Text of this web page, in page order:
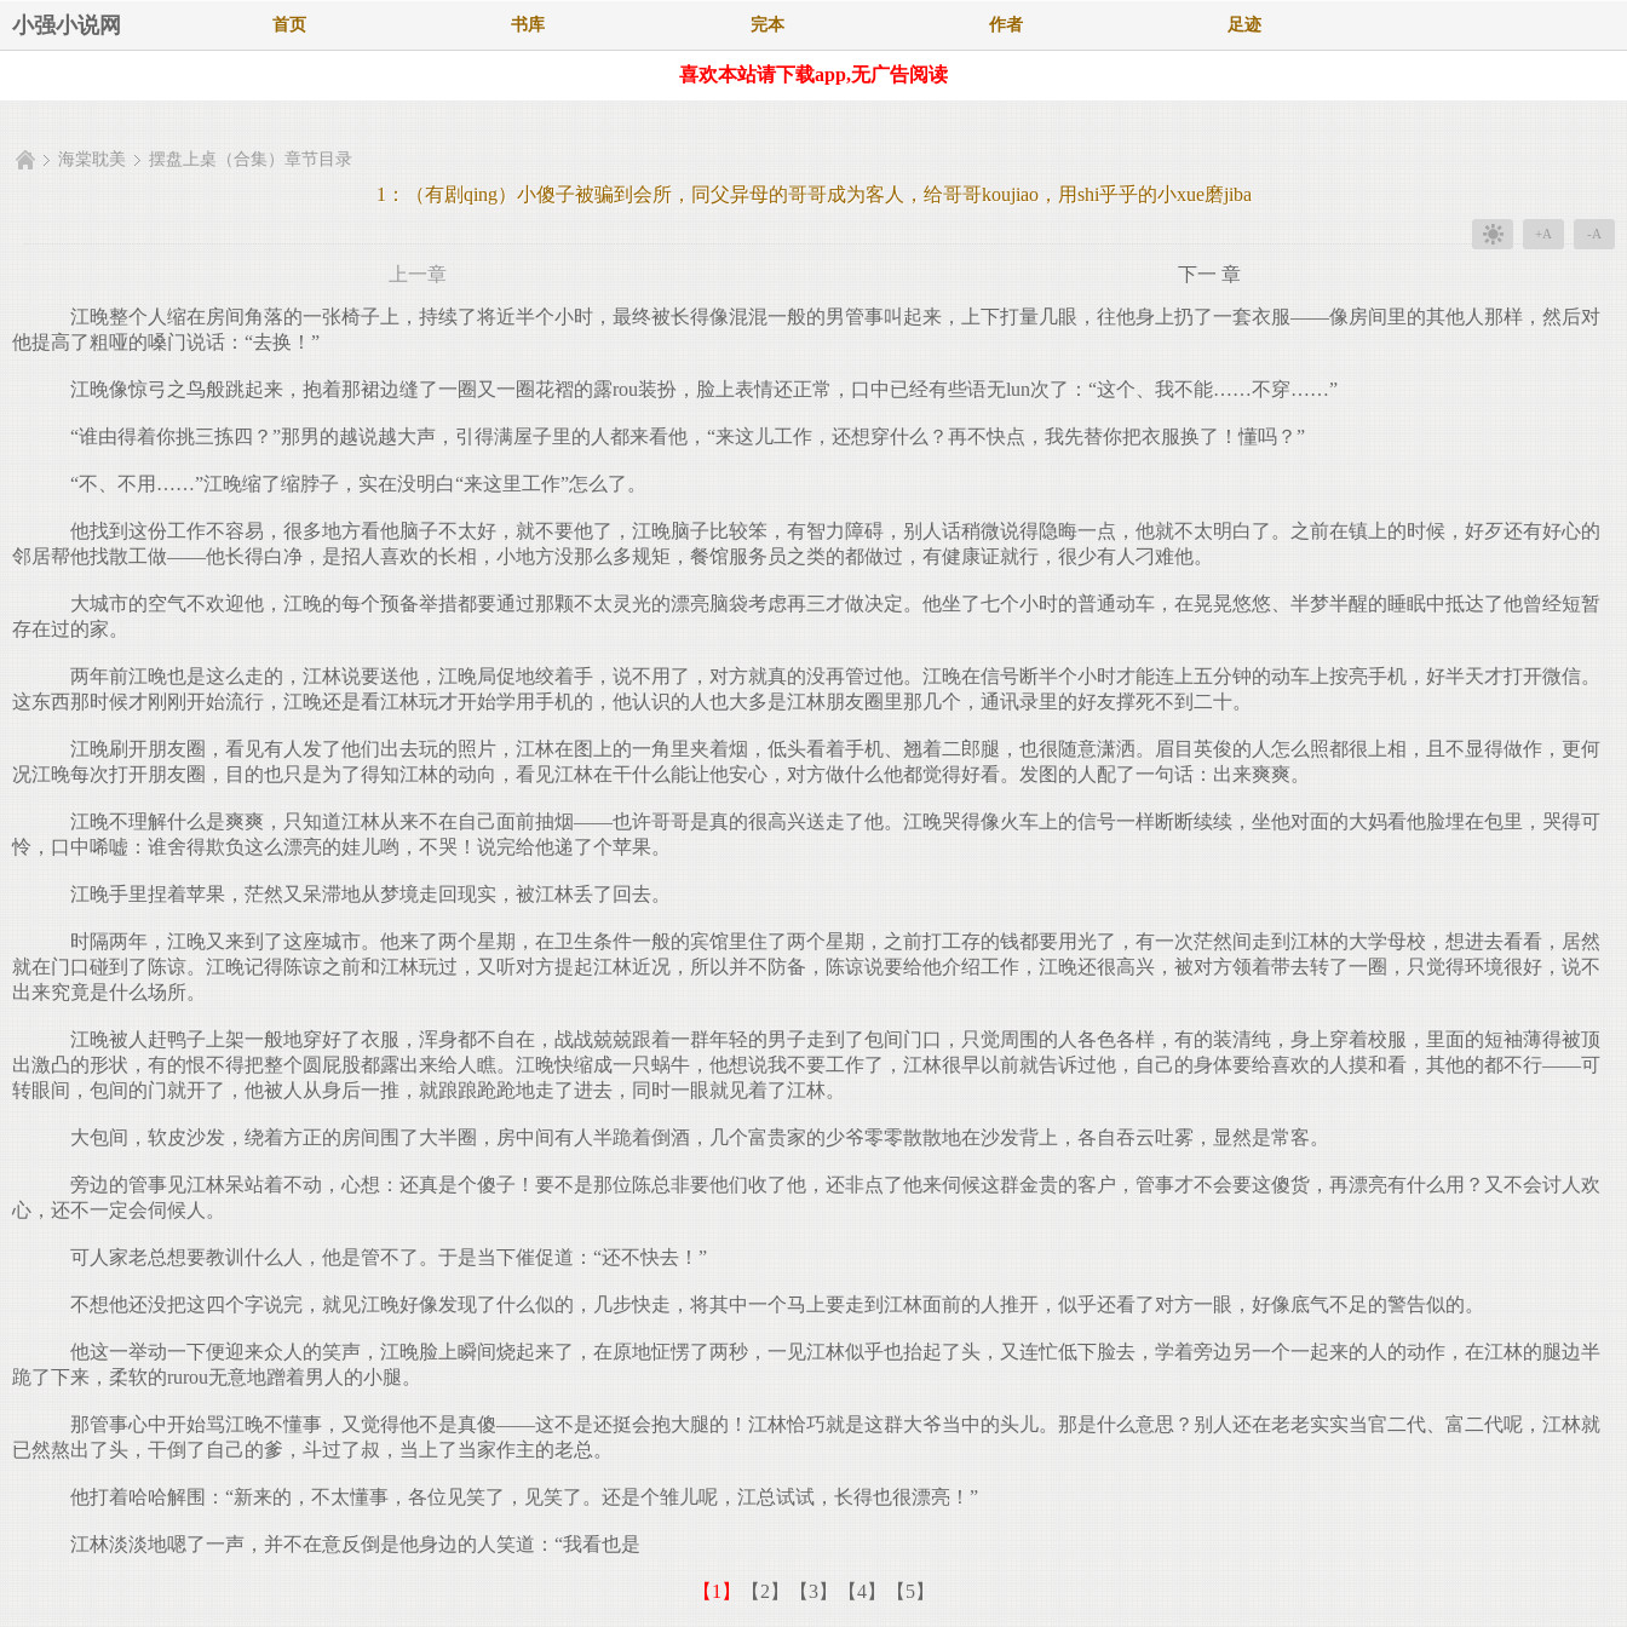
小强小说网 首页 书库 完本 作者 足迹
喜欢本站请下载app,无广告阅读
海棠耽美 摆盘上桌（合集）章节目录
1：（有剧qing）小傻子被骗到会所，同父异母的哥哥成为客人，给哥哥koujiao，用shi乎乎的小xue磨jiba
+A -A
上一章 下一 章
江晚整个人缩在房间角落的一张椅子上，持续了将近半个小时，最终被长得像混混一般的男管事叫起来，上下打量几眼，往他身上扔了一套衣服——像房间里的其他人那样，然后对
他提高了粗哑的嗓门说话：“去换！”
江晚像惊弓之鸟般跳起来，抱着那裙边缝了一圈又一圈花褶的露rou装扮，脸上表情还正常，口中已经有些语无lun次了：“这个、我不能……不穿……”
“谁由得着你挑三拣四？”那男的越说越大声，引得满屋子里的人都来看他，“来这儿工作，还想穿什么？再不快点，我先替你把衣服换了！懂吗？”
“不、不用……”江晚缩了缩脖子，实在没明白“来这里工作”怎么了。
他找到这份工作不容易，很多地方看他脑子不太好，就不要他了，江晚脑子比较笨，有智力障碍，别人话稍微说得隐晦一点，他就不太明白了。之前在镇上的时候，好歹还有好心的
邻居帮他找散工做——他长得白净，是招人喜欢的长相，小地方没那么多规矩，餐馆服务员之类的都做过，有健康证就行，很少有人刁难他。
大城市的空气不欢迎他，江晚的每个预备举措都要通过那颗不太灵光的漂亮脑袋考虑再三才做决定。他坐了七个小时的普通动车，在晃晃悠悠、半梦半醒的睡眠中抵达了他曾经短暂
存在过的家。
两年前江晚也是这么走的，江林说要送他，江晚局促地绞着手，说不用了，对方就真的没再管过他。江晚在信号断半个小时才能连上五分钟的动车上按亮手机，好半天才打开微信。
这东西那时候才刚刚开始流行，江晚还是看江林玩才开始学用手机的，他认识的人也大多是江林朋友圈里那几个，通讯录里的好友撑死不到二十。
江晚刷开朋友圈，看见有人发了他们出去玩的照片，江林在图上的一角里夹着烟，低头看着手机、翘着二郎腿，也很随意潇洒。眉目英俊的人怎么照都很上相，且不显得做作，更何
况江晚每次打开朋友圈，目的也只是为了得知江林的动向，看见江林在干什么能让他安心，对方做什么他都觉得好看。发图的人配了一句话：出来爽爽。
江晚不理解什么是爽爽，只知道江林从来不在自己面前抽烟——也许哥哥是真的很高兴送走了他。江晚哭得像火车上的信号一样断断续续，坐他对面的大妈看他脸埋在包里，哭得可
怜，口中唏嘘：谁舍得欺负这么漂亮的娃儿哟，不哭！说完给他递了个苹果。
江晚手里捏着苹果，茫然又呆滞地从梦境走回现实，被江林丢了回去。
时隔两年，江晚又来到了这座城市。他来了两个星期，在卫生条件一般的宾馆里住了两个星期，之前打工存的钱都要用光了，有一次茫然间走到江林的大学母校，想进去看看，居然
就在门口碰到了陈谅。江晚记得陈谅之前和江林玩过，又听对方提起江林近况，所以并不防备，陈谅说要给他介绍工作，江晚还很高兴，被对方领着带去转了一圈，只觉得环境很好，说不
出来究竟是什么场所。
江晚被人赶鸭子上架一般地穿好了衣服，浑身都不自在，战战兢兢跟着一群年轻的男子走到了包间门口，只觉周围的人各色各样，有的装清纯，身上穿着校服，里面的短袖薄得被顶
出激凸的形状，有的恨不得把整个圆屁股都露出来给人瞧。江晚快缩成一只蜗牛，他想说我不要工作了，江林很早以前就告诉过他，自己的身体要给喜欢的人摸和看，其他的都不行——可
转眼间，包间的门就开了，他被人从身后一推，就踉踉跄跄地走了进去，同时一眼就见着了江林。
大包间，软皮沙发，绕着方正的房间围了大半圈，房中间有人半跪着倒酒，几个富贵家的少爷零零散散地在沙发背上，各自吞云吐雾，显然是常客。
旁边的管事见江林呆站着不动，心想：还真是个傻子！要不是那位陈总非要他们收了他，还非点了他来伺候这群金贵的客户，管事才不会要这傻货，再漂亮有什么用？又不会讨人欢
心，还不一定会伺候人。
可人家老总想要教训什么人，他是管不了。于是当下催促道：“还不快去！”
不想他还没把这四个字说完，就见江晚好像发现了什么似的，几步快走，将其中一个马上要走到江林面前的人推开，似乎还看了对方一眼，好像底气不足的警告似的。
他这一举动一下便迎来众人的笑声，江晚脸上瞬间烧起来了，在原地怔愣了两秒，一见江林似乎也抬起了头，又连忙低下脸去，学着旁边另一个一起来的人的动作，在江林的腿边半
跪了下来，柔软的rurou无意地蹭着男人的小腿。
那管事心中开始骂江晚不懂事，又觉得他不是真傻——这不是还挺会抱大腿的！江林恰巧就是这群大爷当中的头儿。那是什么意思？别人还在老老实实当官二代、富二代呢，江林就
已然熬出了头，干倒了自己的爹，斗过了叔，当上了当家作主的老总。
他打着哈哈解围：“新来的，不太懂事，各位见笑了，见笑了。还是个雏儿呢，江总试试，长得也很漂亮！”
江林淡淡地嗯了一声，并不在意反倒是他身边的人笑道：“我看也是
【1】 【2】 【3】 【4】 【5】